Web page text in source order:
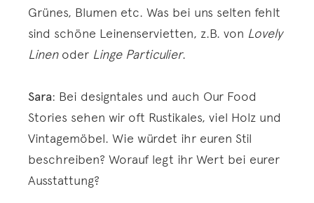
Grünes, Blumen etc. Was bei uns selten fehlt
sind schöne Leinenservietten, z.B. von Lovely
Linenoder Linge Particulier.
Sara: Bei designtales und auch Our Food
Stories sehen wir oft Rustikales, viel Holz und
Vintagemöbel. Wie würdet ihr euren Stil
beschreiben? Worauf legt ihr Wert bei eurer
Ausstattung?